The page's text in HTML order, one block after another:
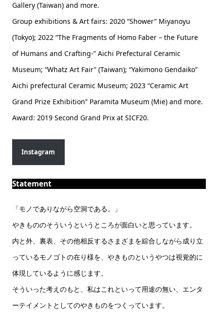
Gallery (Taiwan) and more.
Group exhibitions & Art fairs: 2020 “Shower” Miyanoyu
(Tokyo); 2022 “The Fragments of Homo Faber – the Future
of Humans and Crafting-” Aichi Prefectural Ceramic
Museum; “Whatz Art Fair” (Taiwan); “Yakimono Gendaiko”
Aichi prefectural Ceramic Museum; 2023 “Ceramic Art
Grand Prize Exhibition” Paramita Museum (Mie) and more.
Award: 2019 Second Grand Prix at SICF20.
Instagram
Statement
「モノでありながら空洞である。」
やきもののそういうというところが面白いと思っています。
内と外、裏表、その他相反するさまざまを綜合しながら成り立
っているモノゴトの在り様を、やきものというやつは視覚的に
体現しているように感じます。
そういった考えのもと、私はこれといって用途の無い、エンタ
ーテイメントとしてのやきものをつくっています。